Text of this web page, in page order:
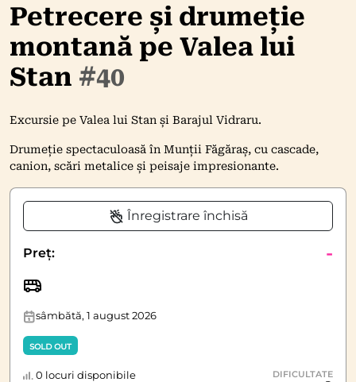
Petrecere și drumeție
montană pe Valea lui
Stan #40
Excursie pe Valea lui Stan și Barajul Vidraru.
Drumeție spectaculoasă în Munții Făgăraș, cu cascade,
canion, scări metalice și peisaje impresionante.
Înregistrare închisă
Preț: -
sâmbătă, 1 august 2026
SOLD OUT
0 locuri disponibile DIFICULTATE